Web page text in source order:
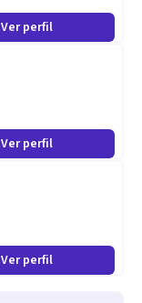
Ver perfil
Ver perfil
Ver perfil